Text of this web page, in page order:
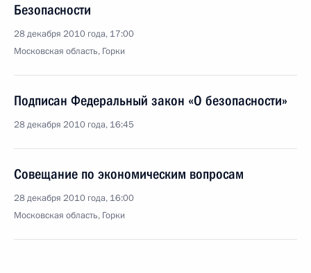
Безопасности
28 декабря 2010 года, 17:00
Московская область, Горки
Подписан Федеральный закон «О безопасности»
28 декабря 2010 года, 16:45
Совещание по экономическим вопросам
28 декабря 2010 года, 16:00
Московская область, Горки